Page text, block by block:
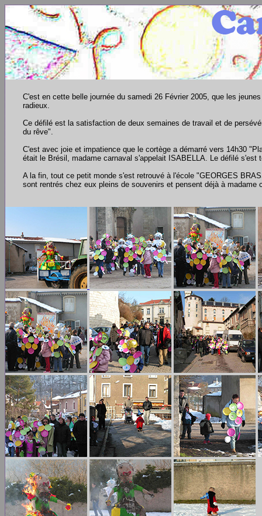
C'est en cette belle journée du samedi 26 Février 2005, que les
radieux.
Ce défilé est la satisfaction de deux semaines de travail et de
du rêve".
C'est avec joie et impatience que le cortège a démarré vers 14h30
était le Brésil, madame carnaval s'appelait ISABELLA. Le défilé s'est
A la fin, tout ce petit monde s'est retrouvé à l'école "GEORGES
sont rentrés chez eux pleins de souvenirs et pensent déjà à madame